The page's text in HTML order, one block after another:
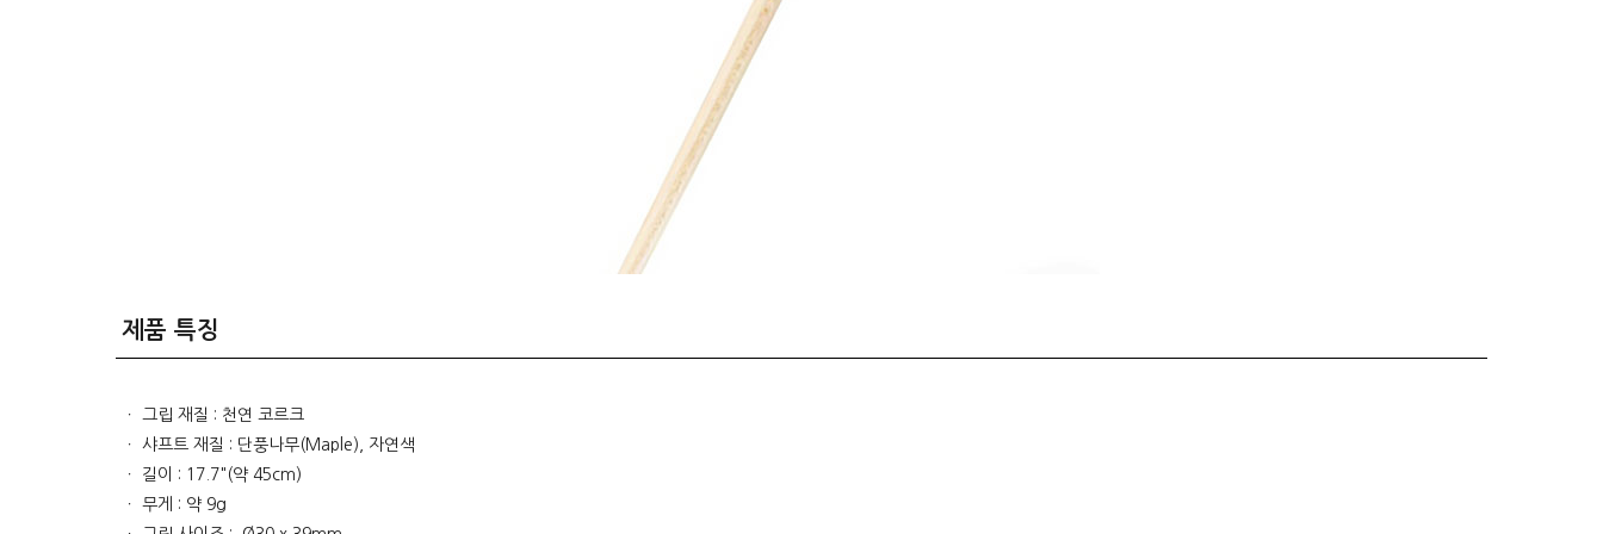
제품 특징
ㆍ 그립 재질 : 천연 코르크
ㆍ 샤프트 재질 : 단풍나무(Maple), 자연색
ㆍ 길이 : 17.7"(약 45cm)
ㆍ 무게 : 약 9g